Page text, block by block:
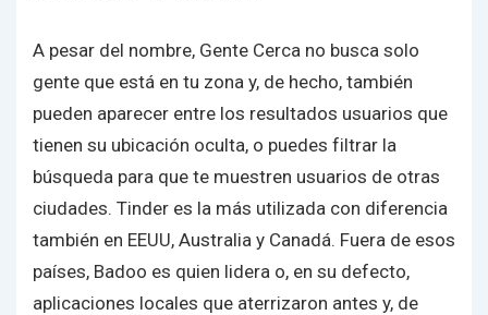
A pesar del nombre, Gente Cerca no busca solo
gente que está en tu zona y, de hecho, también
pueden aparecer entre los resultados usuarios que
tienen su ubicación oculta, o puedes filtrar la
búsqueda para que te muestren usuarios de otras
ciudades. Tinder es la más utilizada con diferencia
también en EEUU, Australia y Canadá. Fuera de esos
países, Badoo es quien lidera o, en su defecto,
aplicaciones locales que aterrizaron antes y, de